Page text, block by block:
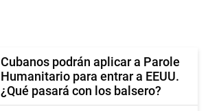
Cubanos podrán aplicar a Parole
Humanitario para entrar a EEUU.
¿Qué pasará con los balsero?